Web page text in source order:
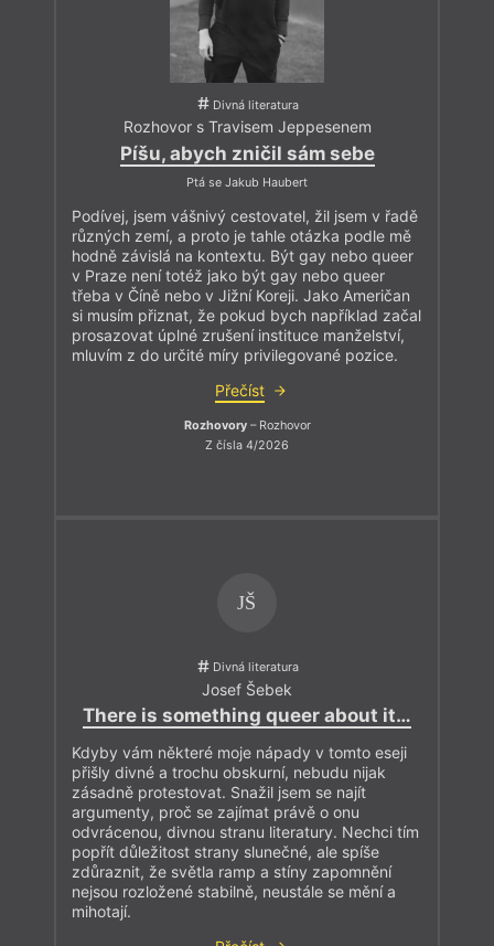
Divná literatura
Rozhovor s Travisem Jeppesenem
Píšu, abych zničil sám sebe
Ptá se Jakub Haubert
Podívej, jsem vášnivý cestovatel, žil jsem v řadě
různých zemí, a proto je tahle otázka podle mě
hodně závislá na kontextu. Být gay nebo queer
v Praze není totéž jako být gay nebo queer
třeba v Číně nebo v Jižní Koreji. Jako Američan
si musím přiznat, že pokud bych například začal
prosazovat úplné zrušení instituce manželství,
mluvím z do určité míry privilegované pozice.
Přečíst
Rozhovory– Rozhovor
Z čísla 4/2026
JŠ
Divná literatura
Josef Šebek
There is something queer about it…
Kdyby vám některé moje nápady v tomto eseji
přišly divné a trochu obskurní, nebudu nijak
zásadně protestovat. Snažil jsem se najít
argumenty, proč se zajímat právě o onu
odvrácenou, divnou stranu literatury. Nechci tím
popřít důležitost strany slunečné, ale spíše
zdůraznit, že světla ramp a stíny zapomnění
nejsou rozložené stabilně, neustále se mění a
mihotají.